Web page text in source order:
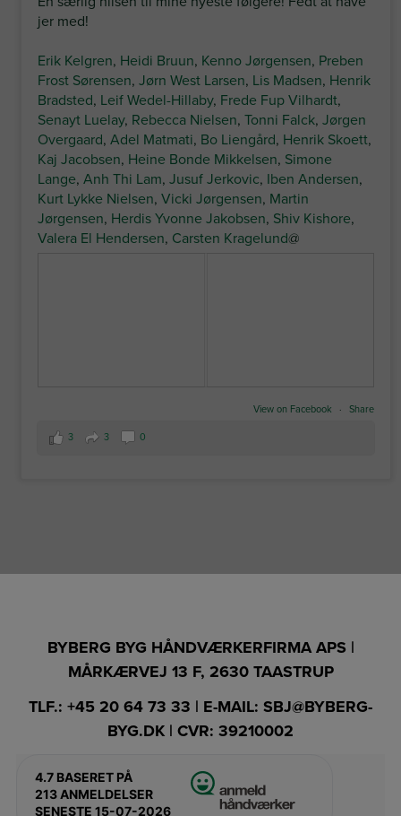
jer med!
Erik Kelgren, Heidi Bruun, Kenno Jørgensen, Preben
Frost Sørensen,Jørn West Larsen, Lis Madsen, Henrik
Bradsted, Leif Wedel-Hillaby, Frede Fup Vilhardt,
Senayt Luelay, Rebecca Nielsen,Tonni Falck,Jørgen
Overgaard,Adel Matmati, Bo Liengård, Henrik Skoett,
Kaj Jacobsen, Heine Bonde Mikkelsen, Simone
Lange,Anh Thi Lam,Jusuf Jerkovic, Iben Andersen,
Kurt Lykke Nielsen,Vicki Jørgensen, Martin
Jørgensen, Herdis Yvonne Jakobsen, Shiv Kishore,
Valera El Hendersen, Carsten Kragelund@
View on Facebook · Share
3 3 0
BYBERG BYG HÅNDVÆRKERFIRMA APS |
MÅRKÆRVEJ 13 F, 2630 TAASTRUP
TLF.: +45 20 64 73 33 | E-MAIL: SBJ@BYBERG-
BYG.DK | CVR: 39210002
4.7BASERET PÅ
213 ANMELDELSER
SENESTE 15-07-2026